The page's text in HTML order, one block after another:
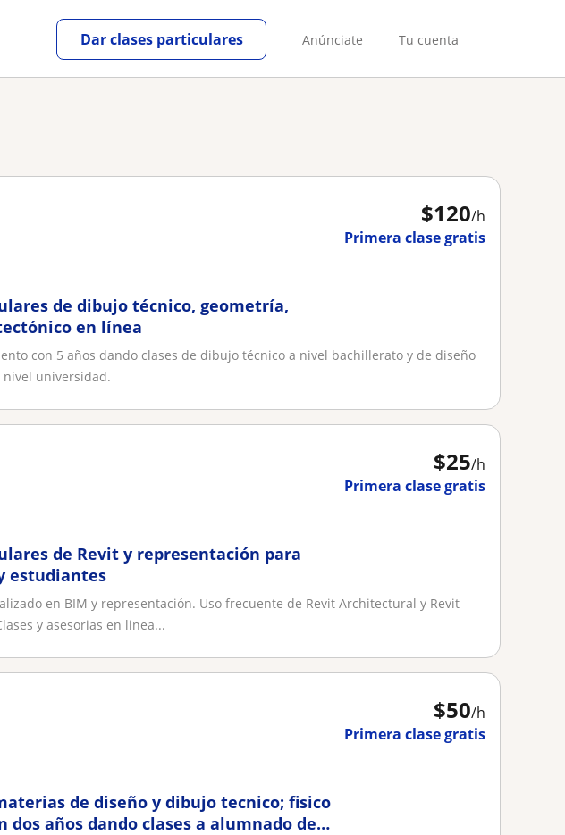
Anúnciate Tu cuenta
Dar clases particulares
$120/h
Primera clase gratis
de dibujo técnico, geometría,
en línea
con 5 años dando clases de dibujo técnico a nivel bachillerato y de diseño
universidad.
$25/h
Primera clase gratis
de Revit y representación para
estudiantes
en BIM y representación. Uso frecuente de Revit Architectural y Revit
y asesorias en linea...
$50/h
Primera clase gratis
de diseño y dibujo tecnico; fisico
dos años dando clases a alumnado de